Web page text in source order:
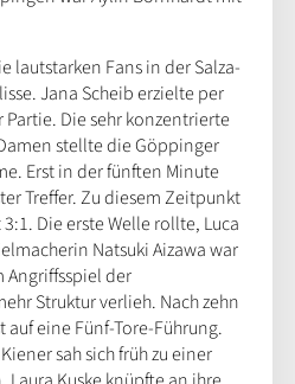
lautstarken Fans in der Salza-
Jana Scheib erzielte per
Partie. Die sehr konzentrierte
stellte die Göppinger
Erst in der fünften Minute
Treffer. Zu diesem Zeitpunkt
Die erste Welle rollte, Luca
Natsuki Aizawa war
Angriffsspiel der
Struktur verlieh. Nach zehn
eine Fünf-Tore-Führung.
sah sich früh zu einer